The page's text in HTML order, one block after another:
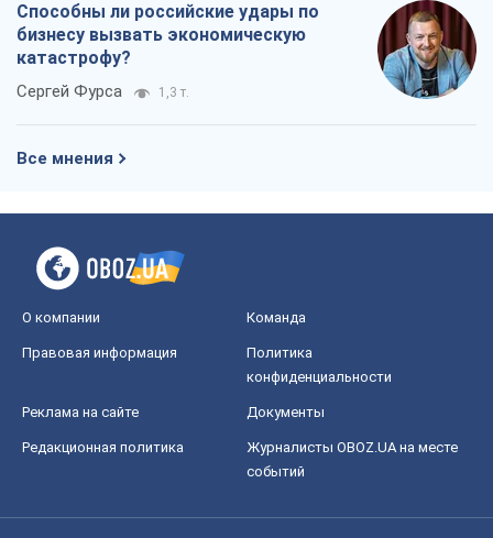
Способны ли российские удары по
бизнесу вызвать экономическую
катастрофу?
Сергей Фурса 1,3 т.
Все мнения
О компании Команда
Правовая информация
Политика
конфиденциальности
Реклама на сайте Документы
Редакционная политика
Журналисты OBOZ.UA на месте
событий